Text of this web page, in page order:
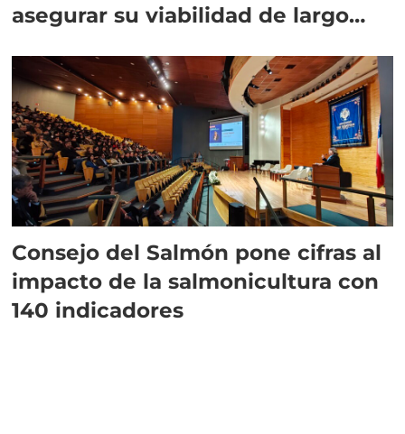
asegurar su viabilidad de largo
Consejo del Salmón pone cifras al
impacto de la salmonicultura con
140 indicadores